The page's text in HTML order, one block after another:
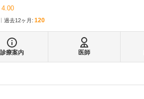
4.00
過去12ヶ月: 120
診療案内 医師